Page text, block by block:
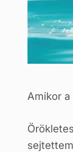
Amikor